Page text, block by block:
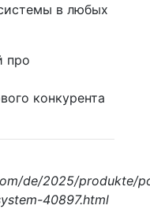
в любых
про
конкурента
de/2025/produkte/
40897.html